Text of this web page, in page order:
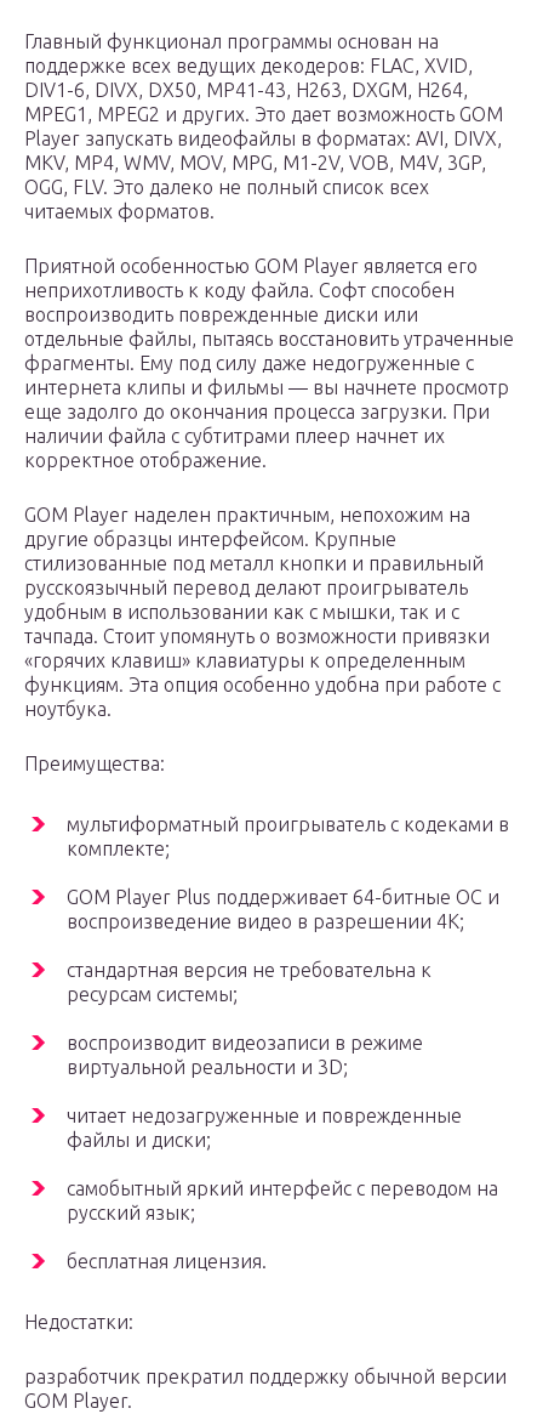
Главный функционал программы основан на
поддержке всех ведущих декодеров: FLAC, XVID,
DIV1-6, DIVX, DX50, MP41-43, H263, DXGM, H264,
MPEG1, MPEG2 и других. Это дает возможность GOM
Player запускать видеофайлы в форматах: AVI, DIVX,
MKV, MP4, WMV, MOV, MPG, M1-2V, VOB, M4V, 3GP,
OGG, FLV. Это далеко не полный список всех
читаемых форматов.
Приятной особенностью GOM Player является его
неприхотливость к коду файла. Софт способен
воспроизводить поврежденные диски или
отдельные файлы, пытаясь восстановить утраченные
фрагменты. Ему под силу даже недогруженные с
интернета клипы и фильмы — вы начнете просмотр
еще задолго до окончания процесса загрузки. При
наличии файла с субтитрами плеер начнет их
корректное отображение.
GOM Player наделен практичным, непохожим на
другие образцы интерфейсом. Крупные
стилизованные под металл кнопки и правильный
русскоязычный перевод делают проигрыватель
удобным в использовании как с мышки, так и с
тачпада. Стоит упомянуть о возможности привязки
«горячих клавиш» клавиатуры к определенным
функциям. Эта опция особенно удобна при работе с
ноутбука.
Преимущества:
мультиформатный проигрыватель с кодеками в
комплекте;
GOM Player Plus поддерживает 64-битные ОС и
воспроизведение видео в разрешении 4К;
стандартная версия не требовательна к
ресурсам системы;
воспроизводит видеозаписи в режиме
виртуальной реальности и 3D;
читает недозагруженные и поврежденные
файлы и диски;
самобытный яркий интерфейс с переводом на
русский язык;
бесплатная лицензия.
Недостатки:
разработчик прекратил поддержку обычной версии
GOM Player.